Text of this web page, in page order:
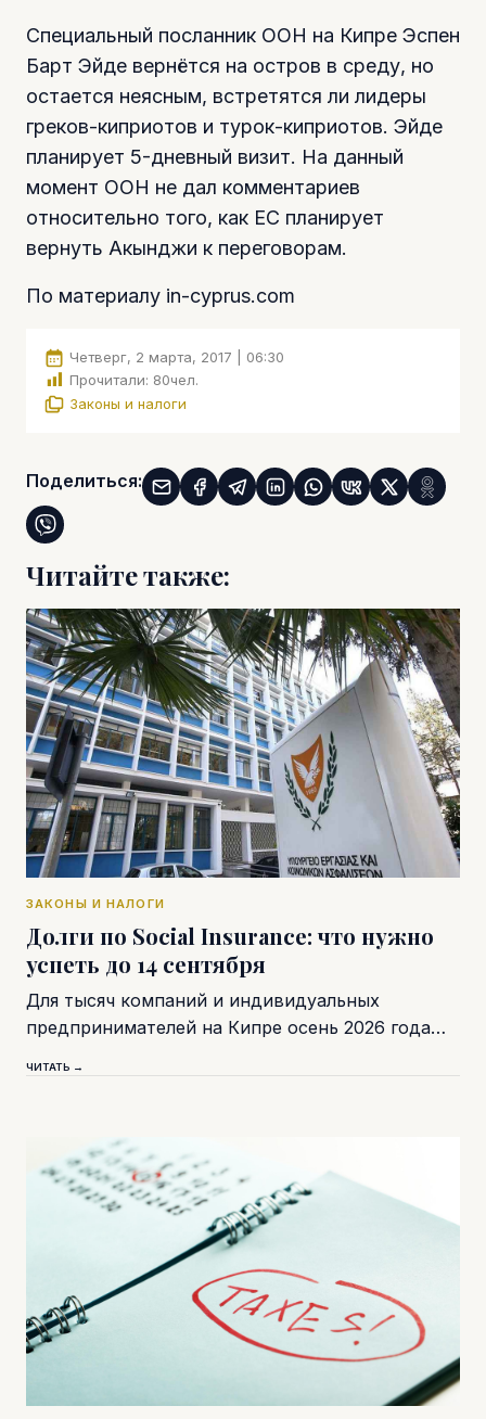
Специальный посланник ООН на Кипре Эспен
Барт Эйде вернётся на остров в среду, но
остается неясным, встретятся ли лидеры
греков-киприотов и турок-киприотов. Эйде
планирует 5-дневный визит. На данный
момент ООН не дал комментариев
относительно того, как ЕС планирует
вернуть Акынджи к переговорам.
По материалу in-cyprus.com
Четверг, 2 марта, 2017 | 06:30
Прочитали: 80чел.
Законы и налоги
Поделиться:
Читайте также:
ЗАКОНЫ И НАЛОГИ
Долги по Social Insurance: что нужно
успеть до 14 сентября
Для тысяч компаний и индивидуальных
предпринимателей на Кипре осень 2026 года…
ЧИТАТЬ →